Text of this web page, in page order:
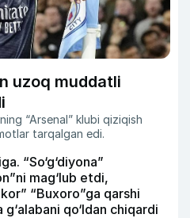
uzoq muddatli
“Arsenal” klubi qiziqish
tarqalgan edi.
“So‘g‘diyona”
mag‘lub etdi,
“Buxoro”ga qarshi
g‘alabani qo‘ldan chiqardi